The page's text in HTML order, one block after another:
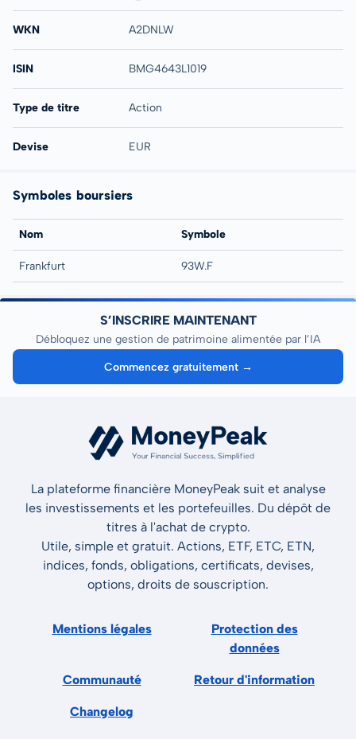
WKN A2DNLW
ISIN BMG4643L1019
Type de titre Action
Devise EUR
Symboles boursiers
Nom Symbole
Frankfurt 93W.F
S’INSCRIRE MAINTENANT
Débloquez une gestion de patrimoine alimentée par l’IA
Commencez gratuitement →
La plateforme financière MoneyPeak suit et analyse
les investissements et les portefeuilles. Du dépôt de
titres à l'achat de crypto.
Utile, simple et gratuit. Actions, ETF, ETC, ETN,
indices, fonds, obligations, certificats, devises,
options, droits de souscription.
Mentions légales
Protection des
données
Communauté Retour d'information
Changelog